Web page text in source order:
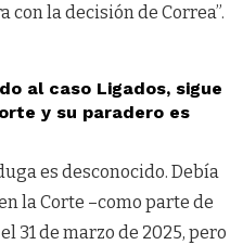
con la decisión de Correa”.
al caso Ligados, sigue
y su paradero es
es desconocido. Debía
la Corte –como parte de
31 de marzo de 2025, pero